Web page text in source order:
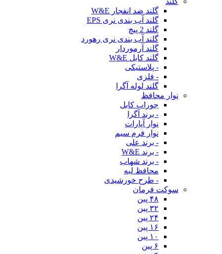
گلند ضد انفجار W&E
گلند آب بندی نری EPS
گلند 2 پیچ
گلند آب بندی نری رهورد
گلند آرموردار
گلند کابل W&E
- پلاستیکی
- فلزی
گلند لوله آگرا
نوار محافظ
جوراب کابل
- برند آگرا
نوار آپارات
نوار فرم سیم
- برند علی
- برند W&E
- برند شهاب
محافظ لبه
- طرح خورشیدی
سوکت فرمان
۴۸ پین
۳۲ پین
۲۴ پین
۱۶ پین
۱۰ پین
۶ پین